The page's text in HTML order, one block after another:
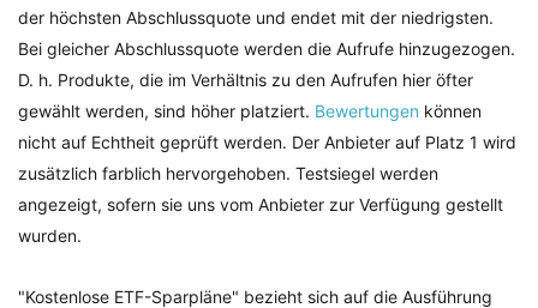
der höchsten Abschlussquote und endet mit der niedrigsten.
Bei gleicher Abschlussquote werden die Aufrufe hinzugezogen.
D. h. Produkte, die im Verhältnis zu den Aufrufen hier öfter
gewählt werden, sind höher platziert. Bewertungen können
nicht auf Echtheit geprüft werden. Der Anbieter auf Platz 1 wird
zusätzlich farblich hervorgehoben. Testsiegel werden
angezeigt, sofern sie uns vom Anbieter zur Verfügung gestellt
wurden.
"Kostenlose ETF-Sparpläne" bezieht sich auf die Ausführung